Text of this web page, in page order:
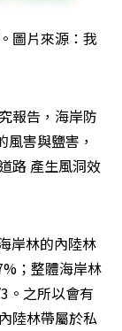
圖片來源：我
報告，海岸防
害與鹽害，
路 產生風洞效
岸林的內陸林
；整體海岸林
。之所以會有
陸林帶屬於私